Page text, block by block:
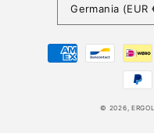
Germania (EUR
Metodi
© 2026,